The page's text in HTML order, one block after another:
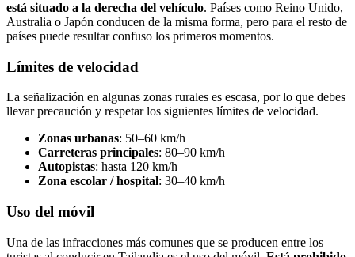
está situado a la derecha del vehículo. Países como Reino Unido,
Australia o Japón conducen de la misma forma, pero para el resto de
países puede resultar confuso los primeros momentos.
Límites de velocidad
La señalización en algunas zonas rurales es escasa, por lo que debes
llevar precaución y respetar los siguientes límites de velocidad.
Zonas urbanas: 50–60 km/h
Carreteras principales: 80–90 km/h
Autopistas: hasta 120 km/h
Zona escolar / hospital: 30–40 km/h
Uso del móvil
Una de las infracciones más comunes que se producen entre los